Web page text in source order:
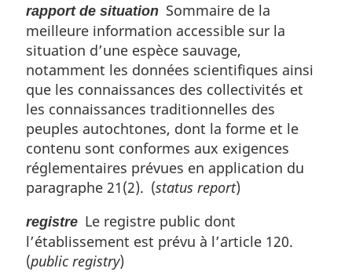
rapport de situation Sommaire de la
meilleure information accessible sur la
situation d’une espèce sauvage,
notamment les données scientifiques ainsi
que les connaissances des collectivités et
les connaissances traditionnelles des
peuples autochtones, dont la forme et le
contenu sont conformes aux exigences
réglementaires prévues en application du
paragraphe 21(2). (status report)
registre Le registre public dont
l’établissement est prévu à l’article 120.
(public registry)